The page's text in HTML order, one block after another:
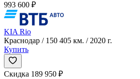
993 600 ₽
KIA Rio
Краснодар / 150 405 км. / 2020 г.
Купить
Скидка 189 950 ₽